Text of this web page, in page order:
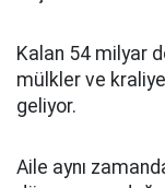
Kalan 54 milyar
mülkler ve
geliyor.
Aile aynı